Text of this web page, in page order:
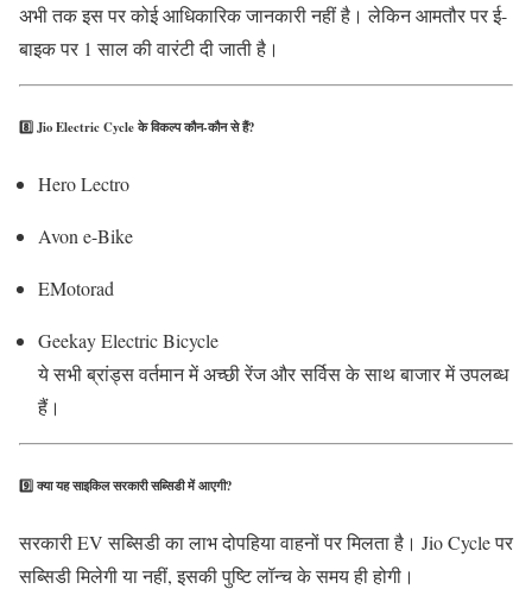
अभी तक इस पर कोई आधिकारिक जानकारी नहीं है। लेकिन आमतौर पर ई-
बाइक पर 1 साल की वारंटी दी जाती है।
8️⃣Jio Electric Cycle के विकल्प कौन-कौन से हैं?
Hero Lectro
Avon e-Bike
EMotorad
Geekay Electric Bicycle
ये सभी ब्रांड्स वर्तमान में अच्छी रेंज और सर्विस के साथ बाजार में उपलब्ध
हैं।
9️⃣क्या यह साइकिल सरकारी सब्सिडी में आएगी?
सरकारी EV सब्सिडी का लाभ दोपहिया वाहनों पर मिलता है। Jio Cycle पर
सब्सिडी मिलेगी या नहीं, इसकी पुष्टि लॉन्च के समय ही होगी।